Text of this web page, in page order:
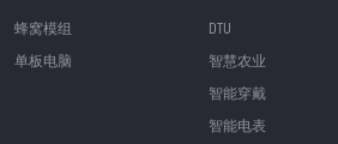
蜂窝模组
单板电脑
DTU
智慧农业
智能穿戴
智能电表